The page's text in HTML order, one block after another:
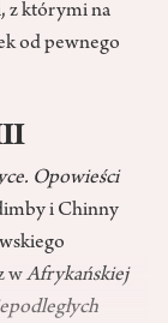
z którymi na
od pewnego
Opowieści
i Chinny
wAfrykańskiej